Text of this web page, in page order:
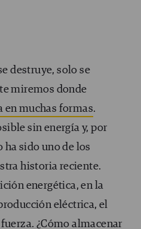
destruye, solo se
miremos donde
en muchas formas.
sin energía y, por
sido uno de los
historia reciente.
energética, en la
eléctrica, el
¿Cómo almacenar